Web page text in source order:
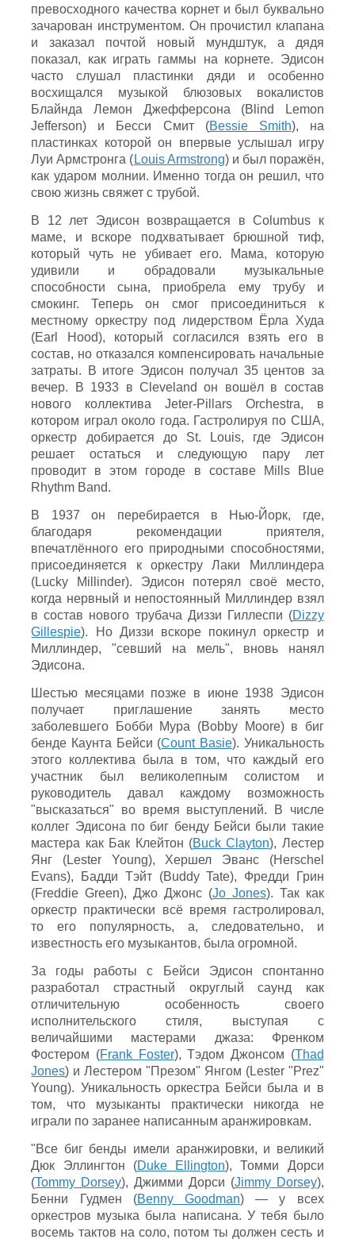
превосходного качества корнет и был буквально
зачарован инструментом. Он прочистил клапана
и заказал почтой новый мундштук, а дядя
показал, как играть гаммы на корнете. Эдисон
часто слушал пластинки дяди и особенно
восхищался музыкой блюзовых вокалистов
Блайнда Лемон Джефферсона (Blind Lemon
Jefferson) и Бесси Смит (Bessie Smith), на
пластинках которой он впервые услышал игру
Луи Армстронга ( Louis Armstrong) и был поражён,
как ударом молнии. Именно тогда он решил, что
свою жизнь свяжет с трубой.
В 12 лет Эдисон возвращается в Columbus к
маме, и вскоре подхватывает брюшной тиф,
который чуть не убивает его. Мама, которую
удивили и обрадовали музыкальные
способности сына, приобрела ему трубу и
смокинг. Теперь он смог присоединиться к
местному оркестру под лидерством Ёрла Худа
(Earl Hood), который согласился взять его в
состав, но отказался компенсировать начальные
затраты. В итоге Эдисон получал 35 центов за
вечер. В 1933 в Cleveland он вошёл в состав
нового коллектива Jeter-Pillars Orchestra, в
котором играл около года. Гастролируя по США,
оркестр добирается до St. Louis, где Эдисон
решает остаться и следующую пару лет
проводит в этом городе в составе Mills Blue
Rhythm Band.
В 1937 он перебирается в Нью-Йорк, где,
благодаря рекомендации приятеля,
впечатлённого его природными способностями,
присоединяется к оркестру Лаки Миллиндера
(Lucky Millinder). Эдисон потерял своё место,
когда нервный и непостоянный Миллиндер взял
в состав нового трубача Диззи Гиллеспи (Dizzy
Gillespie). Но Диззи вскоре покинул оркестр и
Миллиндер, "севший на мель", вновь нанял
Эдисона.
Шестью месяцами позже в июне 1938 Эдисон
получает приглашение занять место
заболевшего Бобби Мура (Bobby Moore) в биг
бенде Каунта Бейси (Count Basie). Уникальность
этого коллектива была в том, что каждый его
участник был великолепным солистом и
руководитель давал каждому возможность
"высказаться" во время выступлений. В числе
коллег Эдисона по биг бенду Бейси были такие
мастера как Бак Клейтон (Buck Clayton), Лестер
Янг (Lester Young), Хершел Эванс (Herschel
Evans), Бадди Тэйт (Buddy Tate), Фредди Грин
(Freddie Green), Джо Джонс (Jo Jones). Так как
оркестр практически всё время гастролировал,
то его популярность, а, следовательно, и
известность его музыкантов, была огромной.
За годы работы с Бейси Эдисон спонтанно
разработал страстный округлый саунд как
отличительную особенность своего
исполнительского стиля, выступая с
величайшими мастерами джаза: Френком
Фостером (Frank Foster), Тэдом Джонсом (Thad
Jones) и Лестером "Презом" Янгом (Lester "Prez"
Young). Уникальность оркестра Бейси была и в
том, что музыканты практически никогда не
играли по заранее написанным аранжировкам.
"Все биг бенды имели аранжировки, и великий
Дюк Эллингтон (Duke Ellington), Томми Дорси
(Tommy Dorsey), Джимми Дорси (Jimmy Dorsey),
Бенни Гудмен (Benny Goodman) — у всех
оркестров музыка была написана. У тебя было
восемь тактов на соло, потом ты должен сесть и